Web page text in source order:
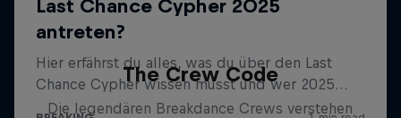
The Crew Code
Die legendären Breakdance Crews verstehen